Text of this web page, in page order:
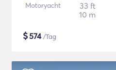
Motoryacht
33 ft
10 m
$574/Tag